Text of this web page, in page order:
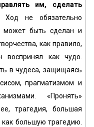
им, сделать
Ход не обязательно
может быть сделан и
как правило,
как чудо.
в чудеса, защищаясь
прагматизмом и
«Пронять»
трагедия, большая
большую трагедию.